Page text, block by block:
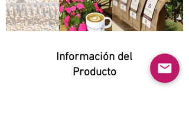
Información del
Producto